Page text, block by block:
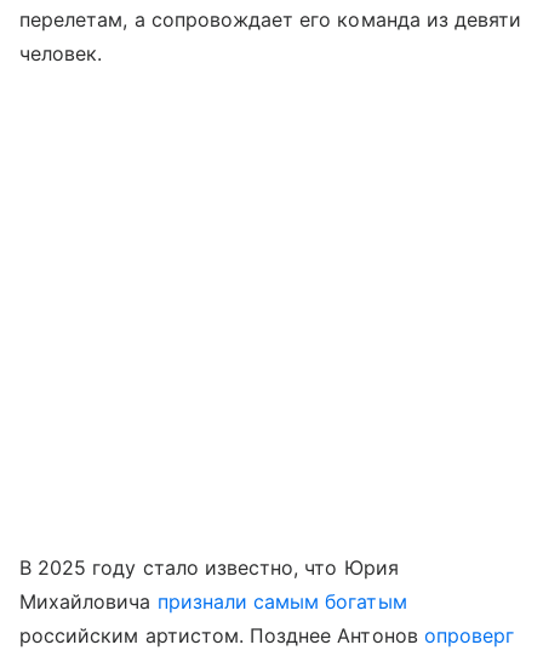
перелетам, а сопровождает его команда из девяти
человек.
В 2025 году стало известно, что Юрия
Михайловича признали самым богатым
российским артистом. Позднее Антонов опроверг